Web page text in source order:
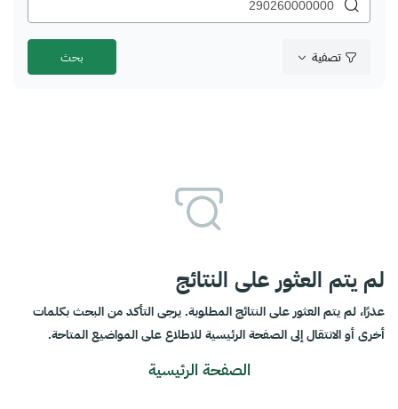
تصفية
لم يتم العثور على النتائج
عذرًا، لم يتم العثور على النتائج المطلوبة. يرجى التأكد من البحث بكلمات
أخرى أو الانتقال إلى الصفحة الرئيسية للاطلاع على المواضيع المتاحة.
الصفحة الرئيسية